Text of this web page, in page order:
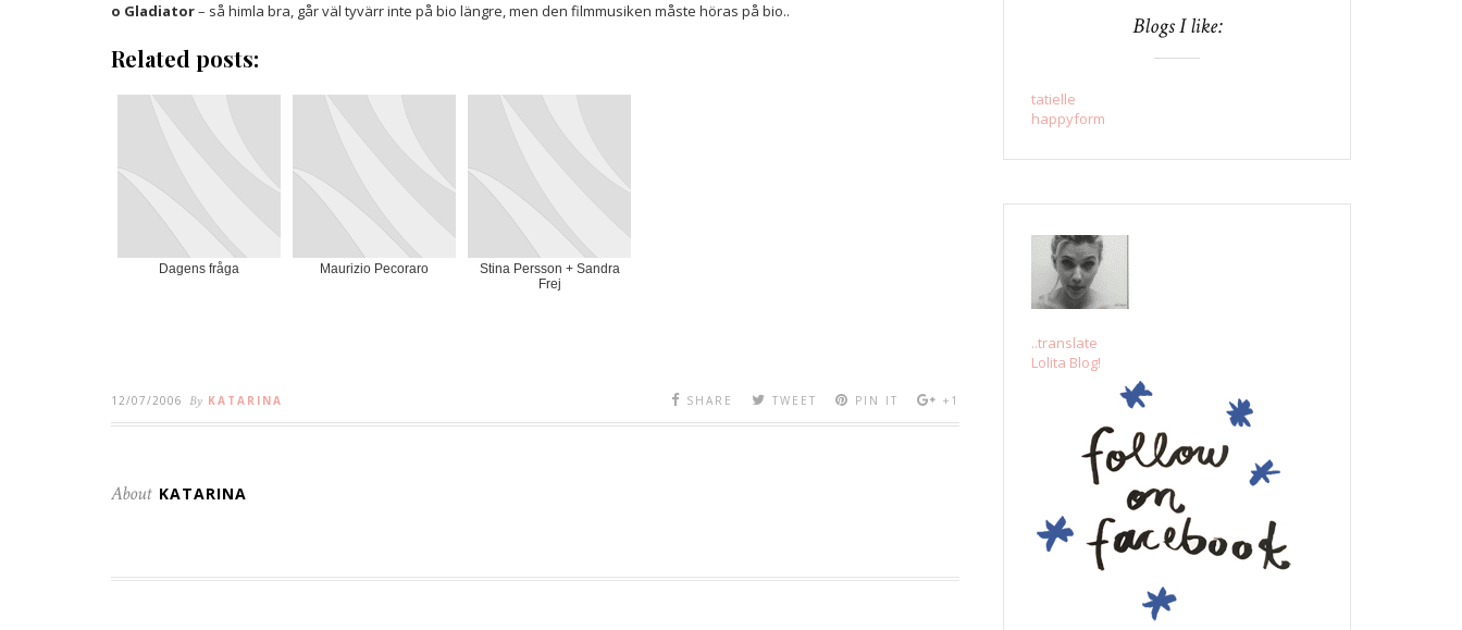
o Gladiator– så himla bra, går väl tyvärr inte på bio längre, men den filmmusiken måste höras på bio..
Related posts:
Dagens fråga Maurizio Pecoraro
Stina Persson + Sandra
Frej
12/07/2006 By KATARINA SHARE TWEET PIN IT +1
About KATARINA
Blogs I like:
tatielle
happyform
..translate
Lolita Blog!